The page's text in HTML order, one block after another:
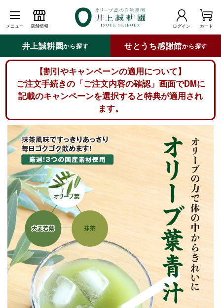
メニュー 店舗情報 ログイン カート
井上誠耕園から探す せとうち感謝館から探す
【割引やキャンペーンの適用について】
ご注文手続きの「ご注文内容の確認」画面でDMに
記載のキャンペーンを選択すると特典が適用され
ます。